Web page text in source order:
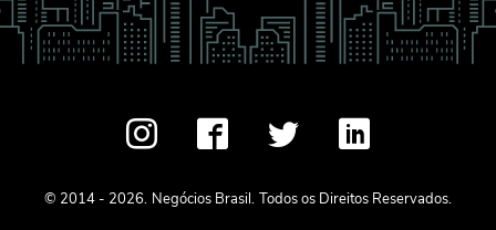
© 2014 - 2026. Negócios Brasil. Todos os Direitos Reservados.